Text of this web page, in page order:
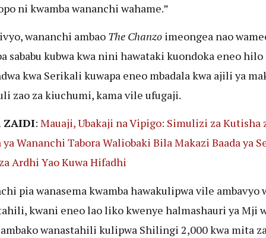
ni kwamba wananchi wahame.”
wananchi ambao The Chanzoimeongea nao
sababu kubwa kwa nini hawataki kuondoka eneo
kwa Serikali kuwapa eneo mbadala kwa ajili ya
zao za kiuchumi, kama vile ufugaji.
ZAIDI: Mauaji, Ubakaji na Vipigo: Simulizi za Kutisha
Wananchi Tabora Waliobaki Bila Makazi Baada ya
Ardhi Yao Kuwa Hifadhi
pia wanasema kwamba hawakulipwa vile ambavyo
kwani eneo lao liko kwenye halmashauri ya Mji
wanastahili kulipwa Shilingi 2,000 kwa mita